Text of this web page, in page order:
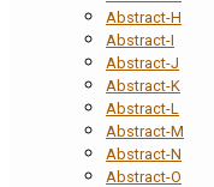
Abstract-H
Abstract-I
Abstract-J
Abstract-K
Abstract-L
Abstract-M
Abstract-N
Abstract-O